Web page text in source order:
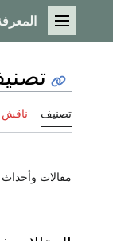
القائمة
تصنيف ناقش
مقالات